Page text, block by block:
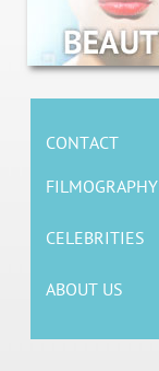
CONTACT
FILMOGRAPHY
CELEBRITIES
ABOUT US